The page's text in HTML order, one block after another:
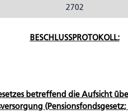
2702
BESCHLUSSPROTOKOLL:
betreffend die Aufsicht